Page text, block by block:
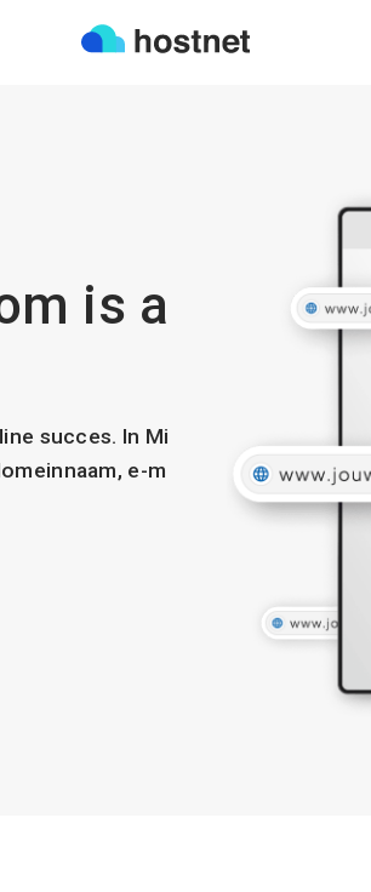
is a
succes. In Mi
e-m